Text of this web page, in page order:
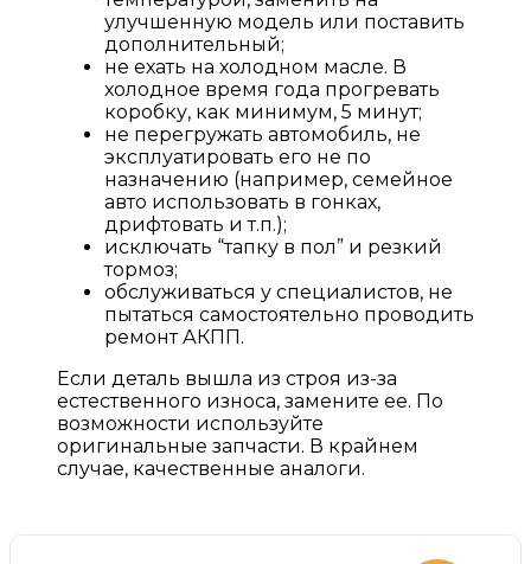
улучшенную модель или поставить
дополнительный;
не ехать на холодном масле. В
холодное время года прогревать
коробку, как минимум, 5 минут;
не перегружать автомобиль, не
эксплуатировать его не по
назначению (например, семейное
авто использовать в гонках,
дрифтовать и т.п.);
исключать “тапку в пол” и резкий
тормоз;
обслуживаться у специалистов, не
пытаться самостоятельно проводить
ремонт АКПП.
Если деталь вышла из строя из-за
естественного износа, замените ее. По
возможности используйте
оригинальные запчасти. В крайнем
случае, качественные аналоги.